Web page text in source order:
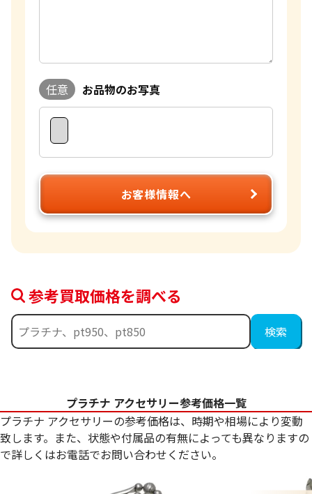
任意 お品物のお写真
お客様情報へ
参考買取価格を調べる
プラチナ アクセサリー参考価格一覧
プラチナ アクセサリーの参考価格は、時期や相場により変動
致します。また、状態や付属品の有無によっても異なりますの
で詳しくはお電話でお問い合わせください。